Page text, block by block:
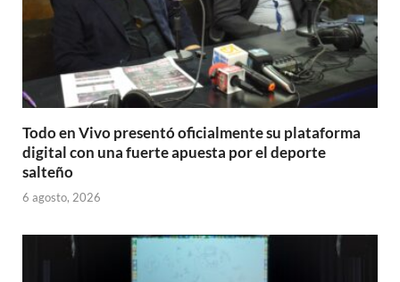
Todo en Vivo presentó oficialmente su plataforma
digital con una fuerte apuesta por el deporte
salteño
6 agosto, 2026